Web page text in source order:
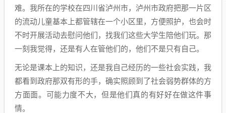
难。我所在的学校在四川省泸州市，泸州市政府把那一片区
的流动儿童基本上都管辖在一个小区里，方便照护，也会时
不时开展活动去慰问他们，找我们这些大学生陪他们玩。那
一刻我觉得，还是有人在管他们的，他们不是只有自己。
无论是课本上的知识，还是我自己经历的一些社会实践，我
都看到政府那双有形的手，确实照顾到了社会弱势群体的方
方面面。可能力度不大，但是他们真的有好好在做这件事
情。